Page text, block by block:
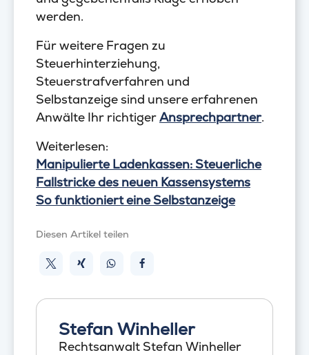
werden.
Für weitere Fragen zu
Steuerhinterziehung,
Steuerstrafverfahren und
Selbstanzeige sind unsere erfahrenen
Anwälte Ihr richtigerAnsprechpartner.
Weiterlesen:
Manipulierte Ladenkassen: Steuerliche
Fallstricke des neuen Kassensystems
So funktioniert eine Selbstanzeige
Diesen Artikel teilen
Stefan Winheller
Rechtsanwalt Stefan Winheller